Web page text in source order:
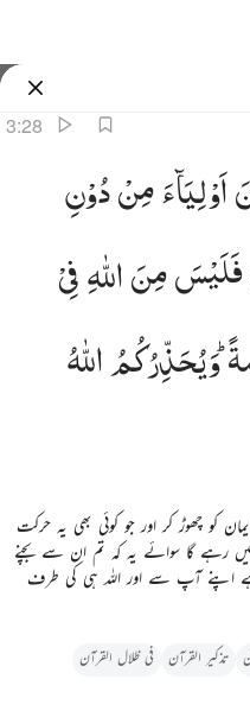
3:28
ذالك فليس من الله في شيء الا ان تتقوا منهم
يَفْعَلْ ذَٰلِكَ فَلَيْسَ مِنَ ٱللَّهِ فِى شَىْءٍ إِلَّآ أَن
اَوْلِیَآءَمِنْدُوْنِ
فَلَیْسَمِنَاللّٰهِفِیْ
وَیُحَذِّرُكُمُاللّٰهُ
کو چھوڑ کر اور جو کوئی بھی یہ حرکت
رہے گا سوائے یہ کہ تم ان سے بچنے
ہے اپنے آپ سے اور اللہ ہی کی طرف
تذکیر القرآن فی ظلال القرآن